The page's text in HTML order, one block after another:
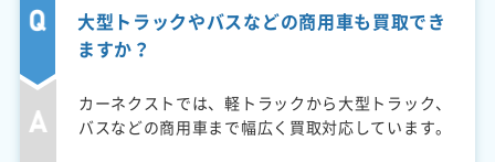
大型トラックやバスなどの商用車も買取でき
ますか？
カーネクストでは、軽トラックから大型トラック、
バスなどの商用車まで幅広く買取対応しています。